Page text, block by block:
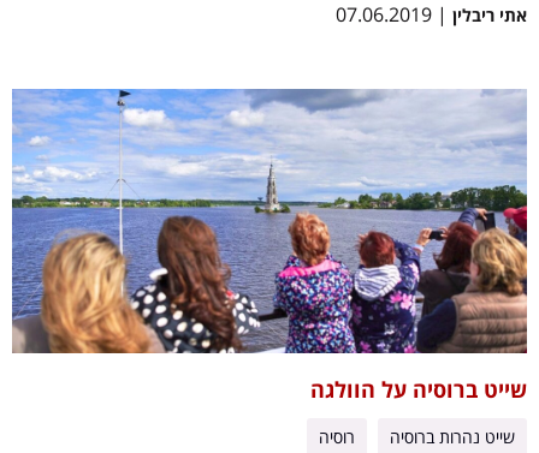
אתי ריבלין | 07.06.2019
שייט ברוסיה על הוולגה
שייט נהרות ברוסיה רוסיה